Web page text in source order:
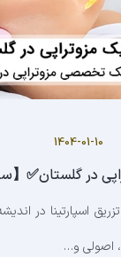
1404-01-10
در گلستان✅【
اسپارتینا در
اصولی و…